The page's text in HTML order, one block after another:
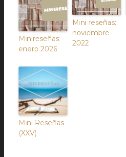
Minireseñas:
enero 2026
Mini reseñas:
noviembre
2022
Mini Reseñas
(XXV)